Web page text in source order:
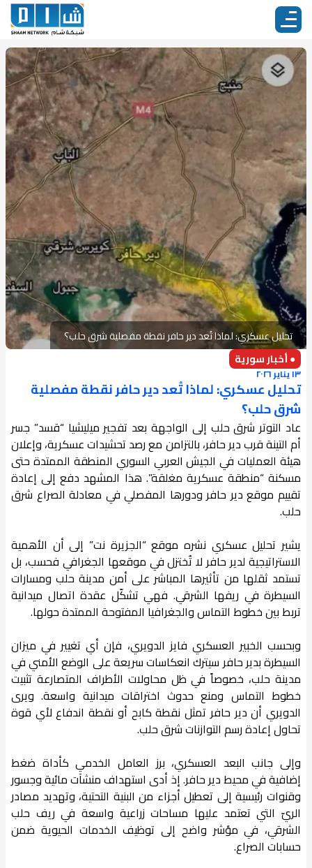
تحليل عسكري: لماذا تُعد دير حافر نقطة مفصلية شرق حلب؟
● أخبار سورية
١٣ يناير ٢٠٢٦
تحليل عسكري: لماذا تُعد دير حافر نقطة مفصلية
شرق حلب؟
عاد التوتر شرق حلب إلى الواجهة بعد تفجير ميليشيا “قسد” جسر
أم التينة قرب دير حافر، بالتزامن مع رصد تحشيدات عسكرية، وإعلان
هيئة العمليات في الجيش العربي السوري المنطقة الممتدة حتى
مسكنة “منطقة عسكرية مغلقة”. هذا المشهد دفع إلى إعادة
تقييم موقع دير حافر ودورها المفصلي في معادلة الصراع شرق
حلب.
يشير تحليل عسكري نشره موقع “الجزيرة نت” إلى أن الأهمية
الاستراتيجية لدير حافر لا تُختزل في موقعها الجغرافي فحسب، بل
تستمد ثقلها من تأثيرها المباشر على أمن مدينة حلب ومسارات
السيطرة في ريفها الشرقي. فهي تشكّل عقدة اتصال ميدانية
تربط بين خطوط التماس والجغرافيا المفتوحة الممتدة حولها.
وبحسب الخبير العسكري فايز الدويري، فإن أي تغيير في ميزان
السيطرة بدير حافر سيترك انعكاسات سريعة على الوضع الأمني في
مدينة حلب، خصوصاً في ظل محاولات الأطراف المتصارعة تثبيت
خطوط التماس ومنع حدوث اختراقات ميدانية واسعة. ويرى
الدويري أن دير حافر تمثل نقطة كابح أو نقطة اندفاع لأي قوة
تحاول إعادة رسم التوازنات شرق حلب.
وإلى جانب البعد العسكري، برز العامل الخدمي كأداة ضغط
إضافية في محيط دير حافر. إذ أدى استهداف منشآت مائية وجسور
وقنوات رئيسية إلى تعطيل أجزاء من البنية التحتية، وتهديد مصادر
الريّ التي تعتمد عليها مساحات زراعية واسعة في ريف حلب
الشرقي، في مؤشر واضح إلى توظيف الخدمات الحيوية ضمن
حسابات الصراع.